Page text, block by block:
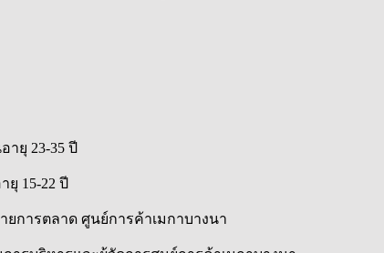
23-35 ปี
22 ปี
าด ศูนย์การค้าเมกาบางนา